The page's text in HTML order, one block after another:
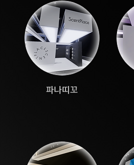
파나띠꼬